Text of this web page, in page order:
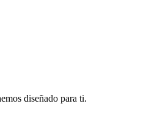
diseñado para ti.